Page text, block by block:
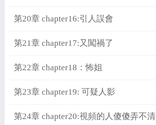
第20章 chapter16:引人誤會
第21章 chapter17:又闖禍了
第22章 chapter18：怖姐
第23章 chapter19: 可疑人影
第24章 chapter20:視頻的人傻傻弄不清